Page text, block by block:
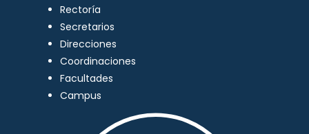
Rectoría
Secretarios
Direcciones
Coordinaciones
Facultades
Campus